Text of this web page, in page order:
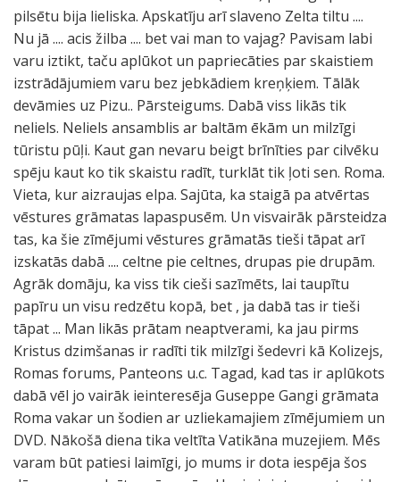
pilsētu bija lieliska. Apskatīju arī slaveno Zelta tiltu ....
Nu jā .... acis žilba .... bet vai man to vajag? Pavisam labi
varu iztikt, taču aplūkot un papriecāties par skaistiem
izstrādājumiem varu bez jebkādiem kreņķiem. Tālāk
devāmies uz Pizu.. Pārsteigums. Dabā viss likās tik
neliels. Neliels ansamblis ar baltām ēkām un milzīgi
tūristu pūļi. Kaut gan nevaru beigt brīnīties par cilvēku
spēju kaut ko tik skaistu radīt, turklāt tik ļoti sen. Roma.
Vieta, kur aizraujas elpa. Sajūta, ka staigā pa atvērtas
vēstures grāmatas lapaspusēm. Un visvairāk pārsteidza
tas, ka šie zīmējumi vēstures grāmatās tieši tāpat arī
izskatās dabā .... celtne pie celtnes, drupas pie drupām.
Agrāk domāju, ka viss tik cieši sazīmēts, lai taupītu
papīru un visu redzētu kopā, bet , ja dabā tas ir tieši
tāpat ... Man likās prātam neaptverami, ka jau pirms
Kristus dzimšanas ir radīti tik milzīgi šedevri kā Kolizejs,
Romas forums, Panteons u.c. Tagad, kad tas ir aplūkots
dabā vēl jo vairāk ieinteresēja Guseppe Gangi grāmata
Roma vakar un šodien ar uzliekamajiem zīmējumiem un
DVD. Nākošā diena tika veltīta Vatikāna muzejiem. Mēs
varam būt patiesi laimīgi, jo mums ir dota iespēja šos